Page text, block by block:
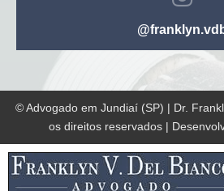
© Advogado em Jundiaí (SP) | Dr.
os direitos reservados |